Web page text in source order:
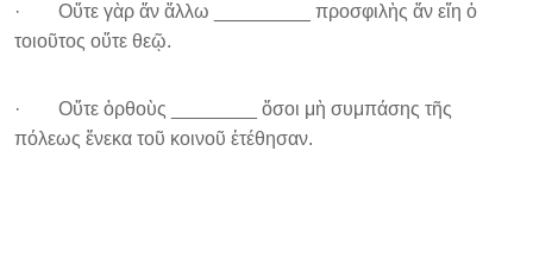
· Οὔτε γὰρ ἄν ἄλλω _________ προσφιλὴς ἄν εἴη ὁ
τοιοῦτος οὔτε θεῷ.
· Οὔτε ὀρθοὺς ________ ὅσοι μὴ συμπάσης τῆς
πόλεως ἕνεκα τοῦ κοινοῦ ἐτέθησαν.